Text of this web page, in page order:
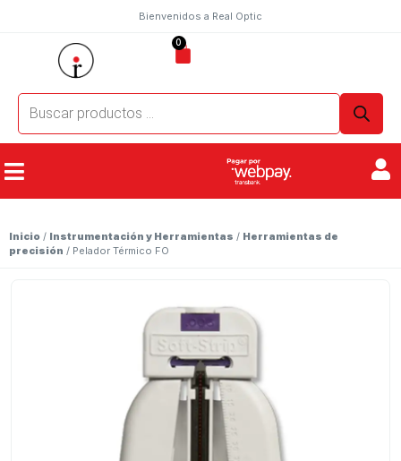
Bienvenidos a Real Optic
0
Inicio / Instrumentación y Herramientas / Herramientas de
precisión / Pelador Térmico FO